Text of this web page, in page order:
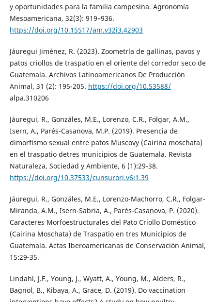
y oportunidades para la familia campesina. Agronomía
Mesoamericana, 32(3): 919–936.
https://doi.org/10.15517/am.v32i3.42903
Jáuregui Jiménez, R. (2023). Zoometría de gallinas, pavos y
patos criollos de traspatio en el oriente del corredor seco de
Guatemala. Archivos Latinoamericanos De Producción
Animal, 31 (2): 195-205. https://doi.org/10.53588/
alpa.310206
Jáuregui, R., Gonzáles, M.E., Lorenzo, C.R., Folgar, A.M.,
Isern, A., Parés-Casanova, M.P. (2019). Presencia de
dimorfismo sexual entre patos Muscovy (Cairina moschata)
en el traspatio detres municipios de Guatemala. Revista
Naturaleza, Sociedad y Ambiente, 6 (1):29-38.
https://doi.org/10.37533/cunsurori.v6i1.39
Jáuregui, R., Gonzáles, M.E., Lorenzo-Machorro, C.R., Folgar-
Miranda, A.M., Isern-Sabria, A., Parés-Casanova, P. (2020).
Caracteres Morfoestructurales del Pato Criollo Doméstico
(Cairina Moschata) de Traspatio en tres Municipios de
Guatemala. Actas Iberoamericanas de Conservación Animal,
15:29-35.
Lindahl, J.F., Young, J., Wyatt, A., Young, M., Alders, R.,
Bagnol, B., Kibaya, A., Grace, D. (2019). Do vaccination